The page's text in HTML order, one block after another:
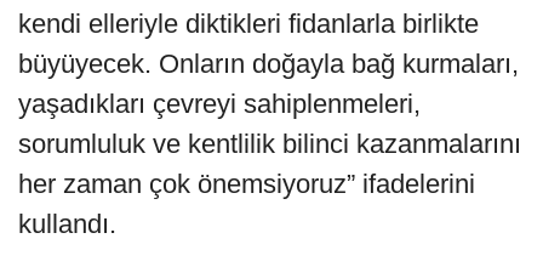
kendi elleriyle diktikleri fidanlarla birlikte
büyüyecek. Onların doğayla bağ kurmaları,
yaşadıkları çevreyi sahiplenmeleri,
sorumluluk ve kentlilik bilinci kazanmalarını
her zaman çok önemsiyoruz” ifadelerini
kullandı.